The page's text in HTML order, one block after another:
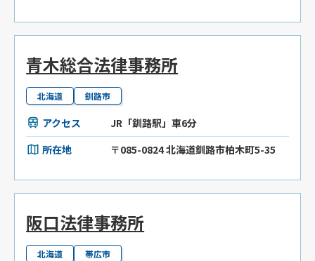
青木総合法律事務所
北海道 釧路市
アクセス
JR「釧路駅」車6分
所在地
〒085-0824 北海道釧路市柏木町5-35
阪口法律事務所
北海道 帯広市